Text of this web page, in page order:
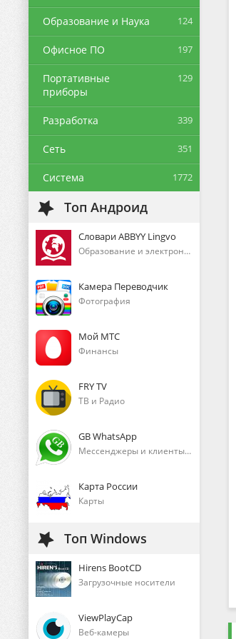
Образование и Наука 124
Офисное ПО 197
Портативные
приборы
129
Разработка 339
Сеть 351
Система 1772
Топ Андроид
Словари ABBYY Lingvo
Образование и электронные книги
Камера Переводчик
Фотография
Мой МТС
Финансы
FRY TV
ТВ и Радио
GB WhatsApp
Мессенджеры и клиенты голосового общения
Карта России
Карты
Топ Windows
Hirens BootCD
Загрузочные носители
ViewPlayCap
Веб-камеры